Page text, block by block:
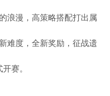
浪漫，高策略搭配打出属
难度，全新奖励，征战遗
赛。